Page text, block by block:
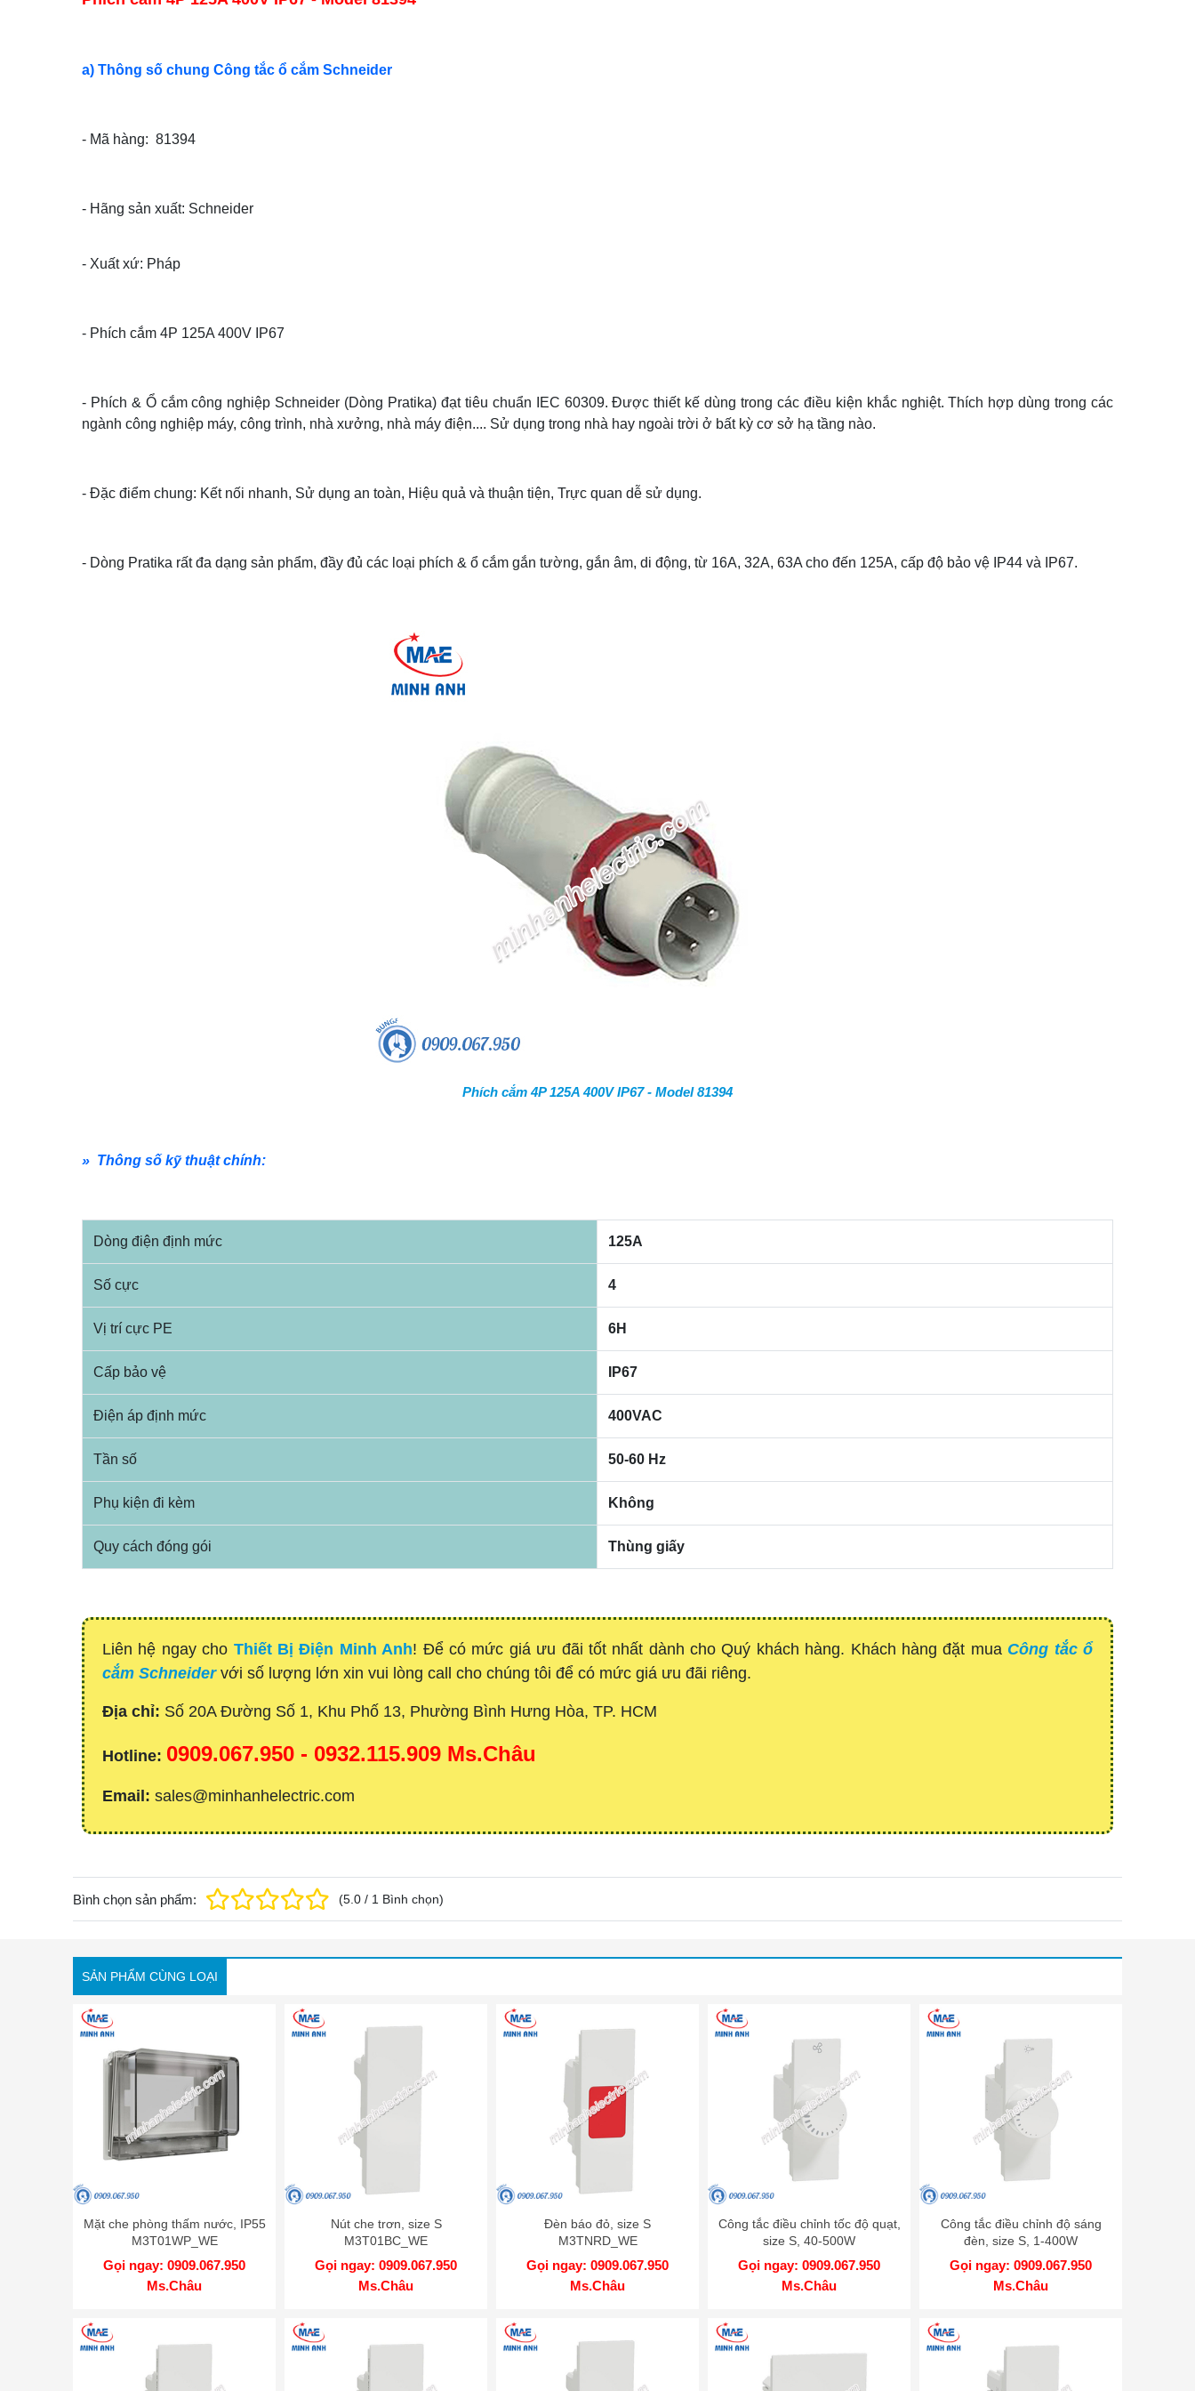
a) Thông số chung Công tắc ổ cắm Schneider
- Mã hàng: 81394
- Hãng sản xuất: Schneider
- Xuất xứ: Pháp
- Phích cắm 4P 125A 400V IP67
- Phích & Ổ cắm công nghiệp Schneider (Dòng Pratika) đạt tiêu chuẩn IEC 60309.Được thiết kế dùng trong các điều kiện khắc nghiệt. Thích hợp dùng trong các
ngành công nghiệp máy, công trình, nhà xưởng, nhà máy điện.... Sử dụng trong nhà hay ngoài trời ở bất kỳ cơ sở hạ tầng nào.
- Đặc điểm chung: Kết nối nhanh, Sử dụng an toàn, Hiệu quả và thuận tiện, Trực quan dễ sử dụng.
- Dòng Pratika rất đa dạng sản phẩm, đầy đủ các loại phích & ổ cắm gắn tường, gắn âm, di động, từ 16A, 32A, 63A cho đến 125A, cấp độ bảo vệ IP44 và IP67.
Phích cắm 4P 125A 400V IP67 - Model 81394
» Thông số kỹ thuật chính:
Dòng điện định mức 125A
Số cực 4
Vị trí cực PE 6H
Cấp bảo vệ IP67
Điện áp định mức 400VAC
Tần số 50-60 Hz
Phụ kiện đi kèm Không
Quy cách đóng gói Thùng giấy
Liên hệ ngay cho Thiết Bị Điện Minh Anh! Để có mức giá ưu đãi tốt nhất dành cho Quý khách hàng. Khách hàng đặt mua Công tắc ổ
cắm Schneider với số lượng lớn xin vui lòng call cho chúng tôi để có mức giá ưu đãi riêng.
Địa chỉ: Số 20A Đường Số 1, Khu Phố 13, Phường Bình Hưng Hòa, TP. HCM
Hotline: 0909.067.950 - 0932.115.909 Ms.Châu
Email: sales@minhanhelectric.com
Bình chọn sản phẩm: (5.0 / 1 Bình chọn)
SẢN PHẨM CÙNG LOẠI
Mặt che phòng thấm nước, IP55
M3T01WP_WE
Gọi ngay: 0909.067.950
Ms.Châu
Nút che trơn, size S
M3T01BC_WE
Gọi ngay: 0909.067.950
Ms.Châu
Đèn báo đỏ, size S
M3TNRD_WE
Gọi ngay: 0909.067.950
Ms.Châu
Công tắc điều chỉnh tốc độ quạt,
size S, 40-500W
M3T1V400FM_WE
Gọi ngay: 0909.067.950
Ms.Châu
Công tắc điều chỉnh độ sáng
đèn, size S, 1-400W
M3T1V400DM_WE
Gọi ngay: 0909.067.950
Ms.Châu